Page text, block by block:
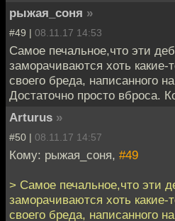
рыжая_соня »
#49 | 08.11.17 14:53
Самое печальное,что эти
заморачиваются хоть какие-
своего бреда, написанного
Достаточно просто вброса.
Arturus »
#50 | 08.11.17 14:57
Кому: рыжая_соня, #49
> Самое печальное,что эти
заморачиваются хоть какие-
своего бреда, написанного